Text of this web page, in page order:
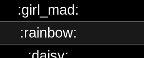
:girl_mad:
:rainbow: